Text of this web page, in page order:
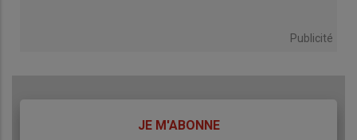
Publicité
JE M'ABONNE